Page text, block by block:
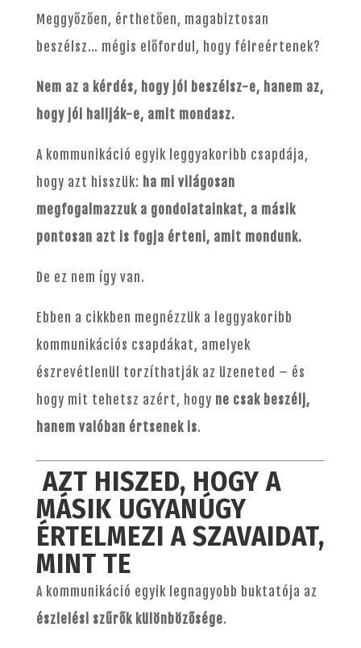
Meggyőzően, érthetően, magabiztosan
beszélsz… mégis előfordul, hogy félreértenek?
Nem az a kérdés, hogy jól beszélsz-e, hanem az,
hogy jól hallják-e, amit mondasz.
A kommunikáció egyik leggyakoribb csapdája,
hogy azt hisszük: ha mi világosan
megfogalmazzuk a gondolatainkat, a másik
pontosan azt is fogja érteni, amit mondunk.
De ez nem így van.
Ebben a cikkben megnézzük a leggyakoribb
kommunikációs csapdákat, amelyek
észrevétlenül torzíthatják az üzeneted – és
hogy mit tehetsz azért, hogy ne csak beszélj,
hanem valóban értsenek is.
AZT HISZED, HOGY A
MÁSIK UGYANÚGY
ÉRTELMEZI A SZAVAIDAT,
MINT TE
A kommunikáció egyik legnagyobb buktatója az
észlelési szűrők különbözősége.